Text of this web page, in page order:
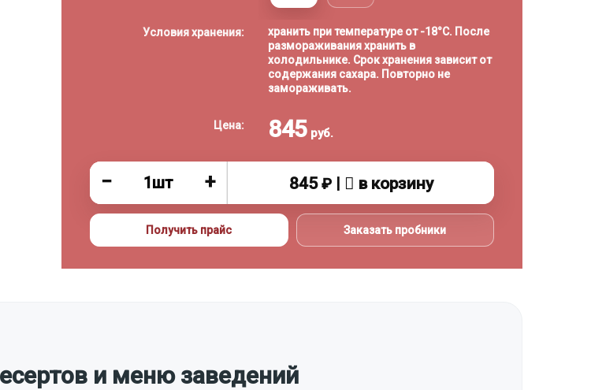
Условия хранения:
хранить при температуре от -18°C. После
размораживания хранить в
холодильнике. Срок хранения зависит от
содержания сахара. Повторно не
замораживать.
Цена: 845 руб.
− + 845 ₽| в корзину
Получить прайс Заказать пробники
и меню заведений